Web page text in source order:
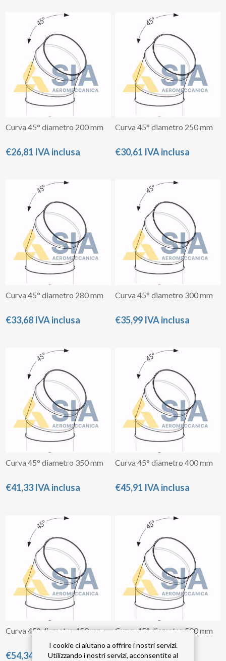
Curva 45° diametro 200 mm
€26,81 IVA inclusa
Curva 45° diametro 250 mm
€30,61 IVA inclusa
Curva 45° diametro 280 mm
€33,68 IVA inclusa
Curva 45° diametro 300 mm
€35,99 IVA inclusa
Curva 45° diametro 350 mm
€41,33 IVA inclusa
Curva 45° diametro 400 mm
€45,91 IVA inclusa
Curva 45° diametro 450 mm
€54,34 IVA inclusa
Curva 45° diametro 500 mm
€62,76 IVA inclusa
I cookie ci aiutano a offrire i nostri servizi.
Utilizzando i nostri servizi, acconsentite al